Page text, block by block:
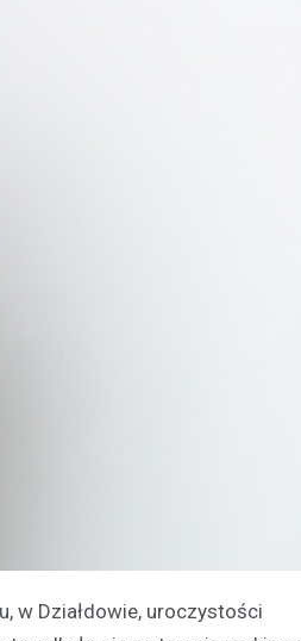
w Działdowie, uroczystości